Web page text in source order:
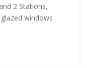
2 Stations,
windows